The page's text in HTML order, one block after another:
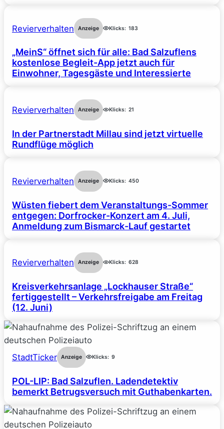
Revierverhalten Anzeige Klicks: 183
„MeinS“ öffnet sich für alle: Bad Salzuflens
kostenlose Begleit-App jetzt auch für
Einwohner, Tagesgäste und Interessierte
Revierverhalten Anzeige Klicks: 21
In der Partnerstadt Millau sind jetzt virtuelle
Rundflüge möglich
Revierverhalten Anzeige Klicks: 450
Wüsten fiebert dem Veranstaltungs-Sommer
entgegen: Dorfrocker-Konzert am 4. Juli,
Anmeldung zum Bismarck-Lauf gestartet
Revierverhalten Anzeige Klicks: 628
Kreisverkehrsanlage „Lockhauser Straße“
fertiggestellt – Verkehrsfreigabe am Freitag
(12. Juni)
StadtTicker Anzeige Klicks: 9
POL-LIP: Bad Salzuflen. Ladendetektiv
bemerkt Betrugsversuch mit Guthabenkarten.